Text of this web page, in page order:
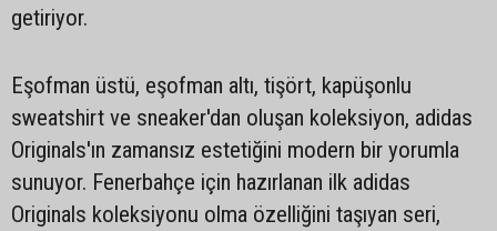
getiriyor.
Eşofman üstü, eşofman altı, tişört, kapüşonlu
sweatshirt ve sneaker'dan oluşan koleksiyon, adidas
Originals'ın zamansız estetiğini modern bir yorumla
sunuyor. Fenerbahçe için hazırlanan ilk adidas
Originals koleksiyonu olma özelliğini taşıyan seri,